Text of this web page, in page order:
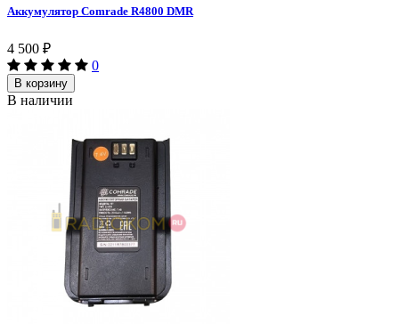
Аккумулятор Comrade R4800 DMR
4 500 ₽
0
В корзину
В наличии